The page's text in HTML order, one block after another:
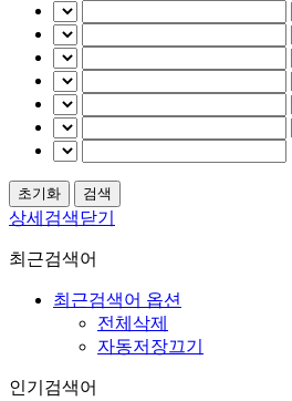
상세검색닫기
최근검색어
최근검색어 옵션
전체삭제
자동저장끄기
인기검색어